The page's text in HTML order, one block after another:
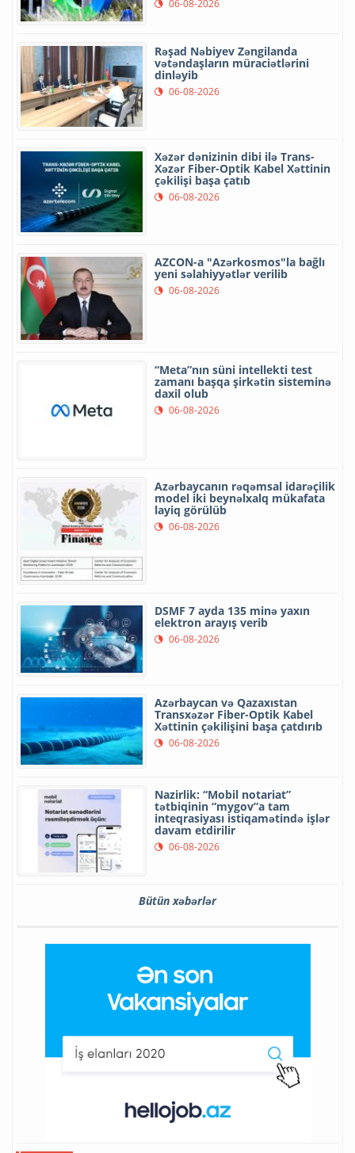
06-08-2026
Rəşad Nəbiyev Zəngilanda
vətəndaşların müraciətlərini
dinləyib
06-08-2026
Xəzər dənizinin dibi ilə Trans-
Xəzər Fiber-Optik Kabel Xəttinin
çəkilişi başa çatıb
06-08-2026
AZCON-a "Azərkosmos"la bağlı
yeni səlahiyyətlər verilib
06-08-2026
“Meta”nın süni intellekti test
zamanı başqa şirkətin sisteminə
daxil olub
06-08-2026
Azərbaycanın rəqəmsal idarəçilik
model iki beynəlxalq mükafata
layiq görülüb
06-08-2026
DSMF 7 ayda 135 minə yaxın
elektron arayış verib
06-08-2026
Azərbaycan və Qazaxıstan
Transxəzər Fiber-Optik Kabel
Xəttinin çəkilişini başa çatdırıb
06-08-2026
Nazirlik: “Mobil notariat”
tətbiqinin “mygov”a tam
inteqrasiyası istiqamətində işlər
davam etdirilir
06-08-2026
Bütün xəbərlər